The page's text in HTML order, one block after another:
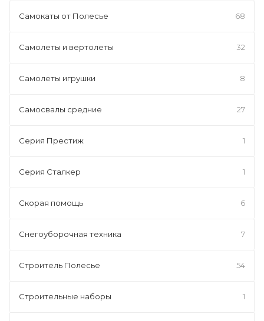
Самокаты от Полесье 68
Самолеты и вертолеты 32
Самолеты игрушки 8
Самосвалы средние 27
Серия Престиж 1
Серия Сталкер 1
Скорая помощь 6
Снегоуборочная техника 7
Строитель Полесье 54
Строительные наборы 1